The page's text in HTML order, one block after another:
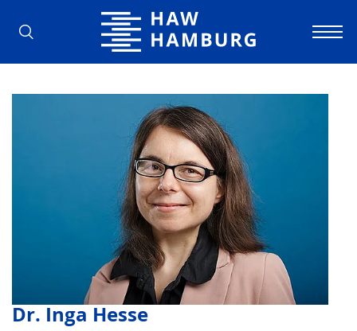
Hamburg University of Applied
Dr. Inga Hesse